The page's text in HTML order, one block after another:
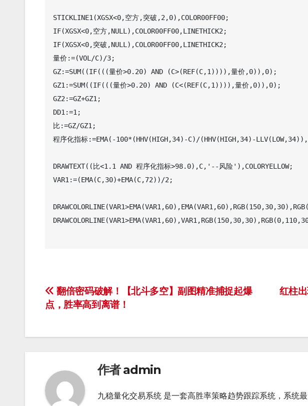
STICKLINE1(XGSX<0,空方,突破,2,0),COLOR00FF00;
IF(XGSX<0,空方,NULL),COLOR00FF00,LINETHICK2;
IF(XGSX<0,突破,NULL),COLOR00FF00,LINETHICK2;
量价:=(VOL/C)/3;
GZ:=SUM((IF(((量价>0.20) AND (C>(REF(C,1)))),量价,0)),0);
GZ1:=SUM((IF(((量价>0.20) AND (C<(REF(C,1)))),量价,0)),0);
GZ2:=GZ+GZ1;
DD1:=1;
比:=GZ/GZ1;
程序化指标:=EMA(-100*(HHV(HIGH,34)-C)/(HHV(HIGH,34)-
DRAWTEXT((比<1.1 AND 程序化指标>98.0),C,'--风险'),COLORYELLOW;
VAR1:=(EMA(C,30)+EMA(C,72))/2;
文
章
导
红柱
翻倍密码破解！【北斗多空】副图精准捕捉起爆
点，胜率高到离谱！
作者admin
九稳量化交易系统 是一套高胜率策略趋势跟踪系统，系统